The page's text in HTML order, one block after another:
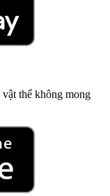
thể không mong